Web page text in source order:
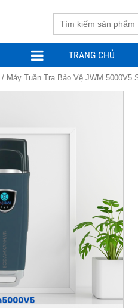
TRANG CHỦ
/ Máy Tuần Tra Bảo Vệ JWM 5000V5